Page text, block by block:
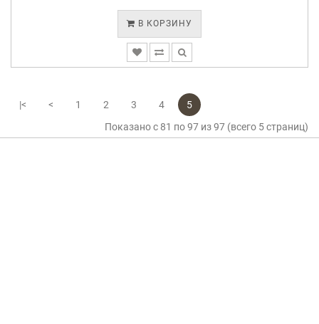
В КОРЗИНУ
|< < 1 2 3 4
5
Показано с 81 по 97 из 97 (всего 5 страниц)